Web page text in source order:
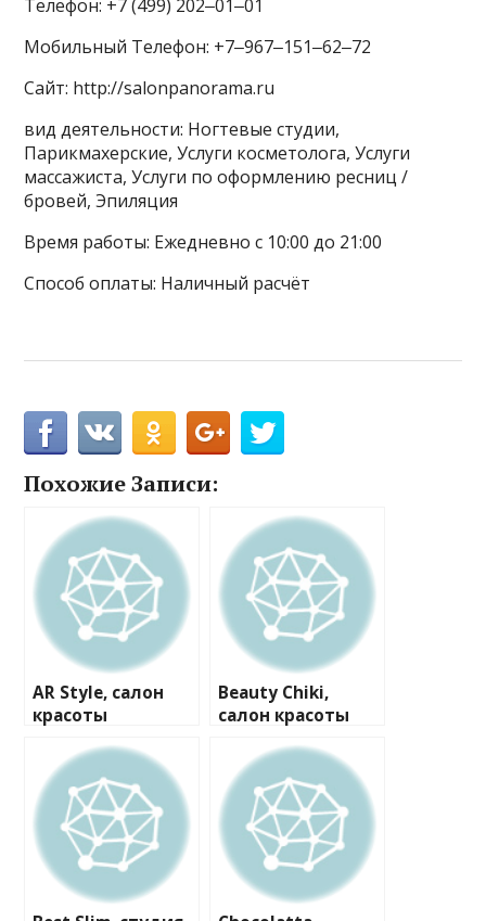
Телефон: +7 (499) 202‒01‒01
Мобильный Телефон: +7‒967‒151‒62‒72
Сайт: http://salonpanorama.ru
вид деятельности: Ногтевые студии,
Парикмахерские, Услуги косметолога, Услуги
массажиста, Услуги по оформлению ресниц /
бровей, Эпиляция
Время работы: Ежедневно с 10:00 до 21:00
Способ оплаты: Наличный расчёт
Похожие Записи:
AR Style, салон
красоты
Beauty Chiki,
салон красоты